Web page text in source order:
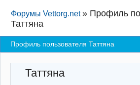
Правила
Поиск
Регистрация
Вход
Форумы Vettorg.net » Профиль
Таттяна
Профиль пользователя Таттяна
Таттяна